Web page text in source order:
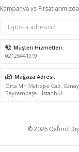
Kampanya ve
Müşteri Hizmetleri:
02125441019
Mağaza Adresi:
Orta Mh Maltepe Cad.
Bayrampaşa - İstanbul
© 2026 Oxford Dış